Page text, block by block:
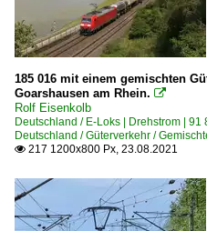
185 016 mit einem gemischten
Goarshausen am Rhein. 
Rolf Eisenkolb
Deutschland / E-Loks | Drehstrom |
Deutschland / Güterverkehr /
 217 1200x800 Px, 23.08.2021